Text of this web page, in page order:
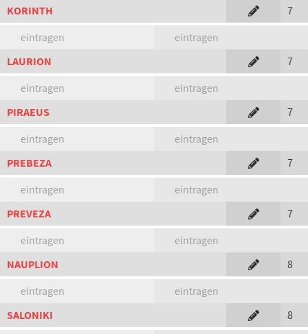
KORINTH
7
eintragen
eintragen
LAURION
7
eintragen
eintragen
PIRAEUS
7
eintragen
eintragen
PREBEZA
7
eintragen
eintragen
PREVEZA
7
eintragen
eintragen
NAUPLION
8
eintragen
eintragen
SALONIKI
8